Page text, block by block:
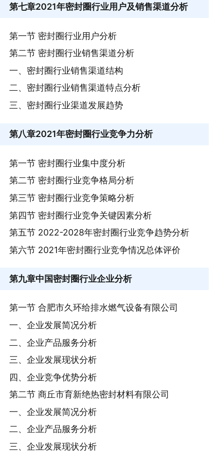
第七章2021年密封圈行业用户及销售渠道分析
第一节 密封圈行业用户分析
第二节 密封圈行业销售渠道分析
一、密封圈行业销售渠道结构
二、密封圈行业销售渠道特点分析
三、密封圈行业渠道发展趋势
第八章2021年密封圈行业竞争力分析
第一节 密封圈行业集中度分析
第二节 密封圈行业竞争格局分析
第三节 密封圈行业竞争策略分析
第四节 密封圈行业竞争关键因素分析
第五节 2022-2028年密封圈行业竞争趋势分析
第六节 2021年密封圈行业竞争情况总体评价
第九章中国密封圈行业企业分析
第一节 合肥市久环给排水燃气设备有限公司
一、企业发展简况分析
二、企业产品服务分析
三、企业发展现状分析
四、企业竞争优势分析
第二节 商丘市育新绝热密封材料有限公司
一、企业发展简况分析
二、企业产品服务分析
三、企业发展现状分析